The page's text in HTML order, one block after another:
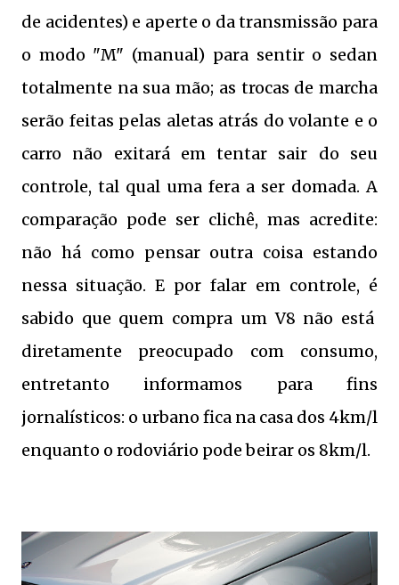
de acidentes) e aperte o da transmissão para
o modo "M" (manual) para sentir o sedan
totalmente na sua mão; as trocas de marcha
serão feitas pelas aletas atrás do volante e o
carro não exitará em tentar sair do seu
controle, tal qual uma fera a ser domada. A
comparação pode ser clichê, mas acredite:
não há como pensar outra coisa estando
nessa situação. E por falar em controle, é
sabido que quem compra um V8 não está
diretamente preocupado com consumo,
entretanto informamos para fins
jornalísticos: o urbano fica na casa dos 4km/l
enquanto o rodoviário pode beirar os 8km/l.